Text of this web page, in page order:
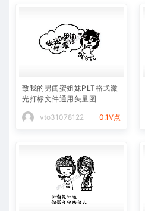
致我的男闺蜜姐妹PLT格式激
光打标文件通用矢量图
vto31078122 0.1V点